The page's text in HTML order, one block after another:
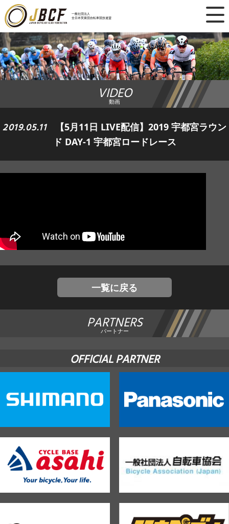
一般社団法人
全日本実業団自転車競技連盟
×
ニュース
レース日程
ランキング
レース結果
チーム・選手
競技ガイド
エントリー
VIDEO
動画
2019.05.11
【5月11日 LIVE配信】2019 宇都宮ラウン
ド DAY-1 宇都宮ロードレース
一覧に戻る
PARTNERS
パートナー
OFFICIAL PARTNER